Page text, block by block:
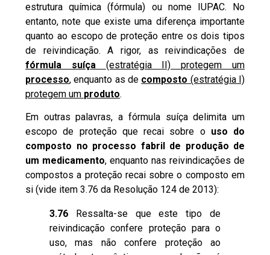
estrutura química (fórmula) ou nome IUPAC. No
entanto, note que existe uma diferença importante
quanto ao escopo de proteção entre os dois tipos
de reivindicação. A rigor, as reivindicações de
fórmula suíça (estratégia II) protegem um
processo, enquanto as de composto (estratégia I)
protegem um produto.
Em outras palavras, a fórmula suíça delimita um
escopo de proteção que recai sobre o uso do
composto no processo fabril de produção de
um medicamento, enquanto nas reivindicações de
compostos a proteção recai sobre o composto em
si (vide item 3.76 da Resolução 124 de 2013):
3.76 Ressalta-se que este tipo de
reivindicação confere proteção para o
uso, mas não confere proteção ao